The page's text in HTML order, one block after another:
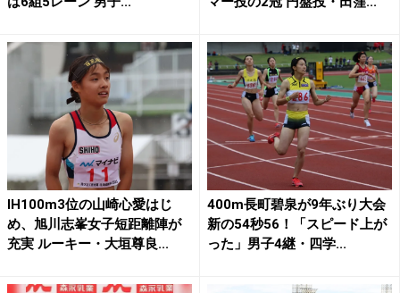
IH100m3位の山崎心愛はじ
め、旭川志峯女子短距離陣が
充実 ルーキー・大垣尊良...
400m長町碧泉が9年ぶり大会
新の54秒56！「スピード上が
った」男子4継・四学...